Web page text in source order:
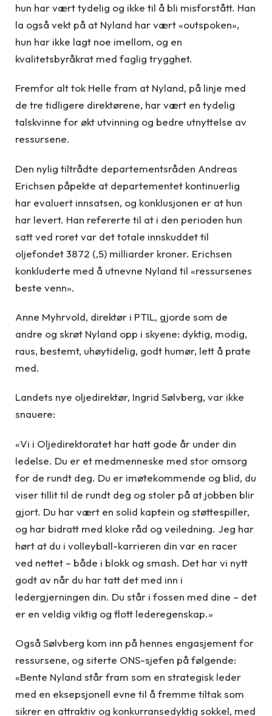
hun har vært tydelig og ikke til å bli misforstått. Han
la også vekt på at Nyland har vært «outspoken»,
hun har ikke lagt noe imellom, og en
kvalitetsbyråkrat med faglig trygghet.
Fremfor alt tok Helle fram at Nyland, på linje med
de tre tidligere direktørene, har vært en tydelig
talskvinne for økt utvinning og bedre utnyttelse av
ressursene.
Den nylig tiltrådte departementsråden Andreas
Erichsen påpekte at departementet kontinuerlig
har evaluert innsatsen, og konklusjonen er at hun
har levert. Han refererte til at i den perioden hun
satt ved roret var det totale innskuddet til
oljefondet 3872 (,5) milliarder kroner. Erichsen
konkluderte med å utnevne Nyland til «ressursenes
beste venn».
Anne Myhrvold, direktør i PTIL, gjorde som de
andre og skrøt Nyland opp i skyene: dyktig, modig,
raus, bestemt, uhøytidelig, godt humør, lett å prate
med.
Landets nye oljedirektør, Ingrid Sølvberg, var ikke
snauere:
«Vi i Oljedirektoratet har hatt gode år under din
ledelse. Du er et medmenneske med stor omsorg
for de rundt deg. Du er imøtekommende og blid, du
viser tillit til de rundt deg og stoler på at jobben blir
gjort. Du har vært en solid kaptein og støttespiller,
og har bidratt med kloke råd og veiledning. Jeg har
hørt at du i volleyball-karrieren din var en racer
ved nettet – både i blokk og smash. Det har vi nytt
godt av når du har tatt det med inn i
ledergjerningen din. Du står i fossen med dine – det
er en veldig viktig og flott lederegenskap.»
Også Sølvberg kom inn på hennes engasjement for
ressursene, og siterte ONS-sjefen på følgende:
«Bente Nyland står fram som en strategisk leder
med en eksepsjonell evne til å fremme tiltak som
sikrer en attraktiv og konkurransedyktig sokkel, med